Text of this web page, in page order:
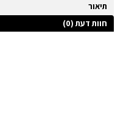
תיאור
חוות דעת (0)